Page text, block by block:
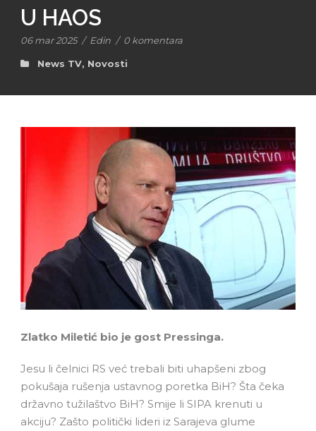
U HAOS
06 mar 2025 / Edin / 0 komentara
News TV, Novosti
Zlatko Miletić bio je gost Pressinga.
Jesu li čelnici RS već trebali biti uhapšeni zbog
pokušaja rušenja ustavnog poretka BiH? Šta čeka
državno tužilaštvo BiH? Smije li SIPA krenuti u
akciju? Zašto politički lideri iz Sarajeva glume